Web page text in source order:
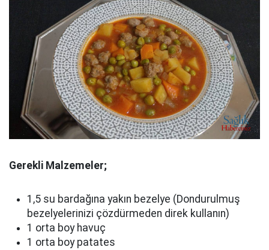
Gerekli Malzemeler;
1,5 su bardağına yakın bezelye (Dondurulmuş
bezelyelerinizi çözdürmeden direk kullanın)
1 orta boy havuç
1 orta boy patates